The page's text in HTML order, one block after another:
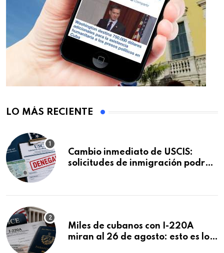
LO MÁS RECIENTE
Cambio inmediato de USCIS:
solicitudes de inmigración podrán
Miles de cubanos con I-220A
miran al 26 de agosto: esto es lo